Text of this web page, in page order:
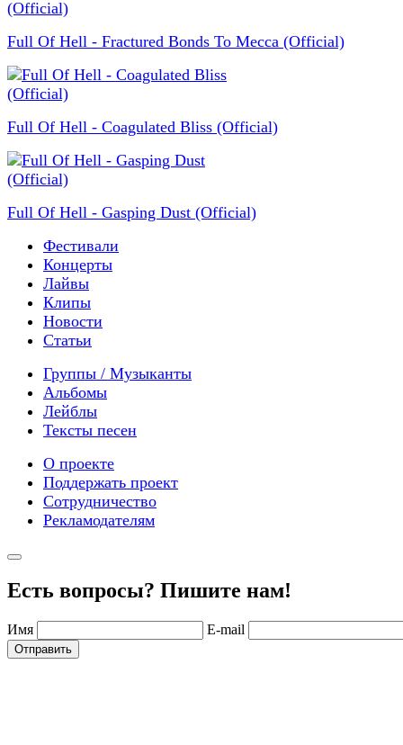
Full Of Hell - Fractured Bonds To Mecca (Official)
Full Of Hell - Coagulated Bliss (Official)
Full Of Hell - Gasping Dust (Official)
Фестивали
Концерты
Лайвы
Клипы
Новости
Статьи
Группы / Музыканты
Альбомы
Лейблы
Тексты песен
О проекте
Поддержать проект
Сотрудничество
Рекламодателям
Есть вопросы? Пишите нам!
Имя E-mail